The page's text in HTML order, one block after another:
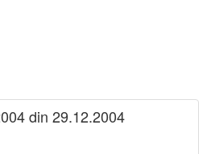
din 29.12.2004